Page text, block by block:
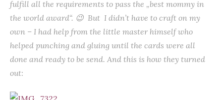
fulfill all the requirements to pass the „best mommy in
the world award“. 😉 But I didn’t have to craft on my
own – I had help from the little master himself who
helped punching and gluing until the cards were all
done and ready to be send. And this is how they turned
out: